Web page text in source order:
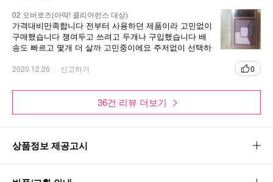
02 오버로즈(아딱! 클리어런스 대상)
가격대비만족합니다 전부터 사용하던 제품이라 고민없이
구매했습니다 쟁여두고 쓰려고 두개나 구입했습니다 배
송도 빠르고 몇개 더 살까 고민중이에요 주저없이 선택하
2020.12.26 신고하기 0
36건 리뷰 더보기
상품정보 제공고시